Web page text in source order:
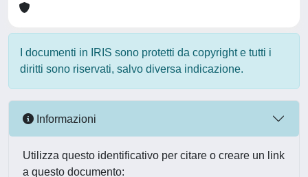
I documenti in IRIS sono protetti da copyright e tutti i
diritti sono riservati, salvo diversa indicazione.
Informazioni
Utilizza questo identificativo per citare o creare un link
a questo documento: